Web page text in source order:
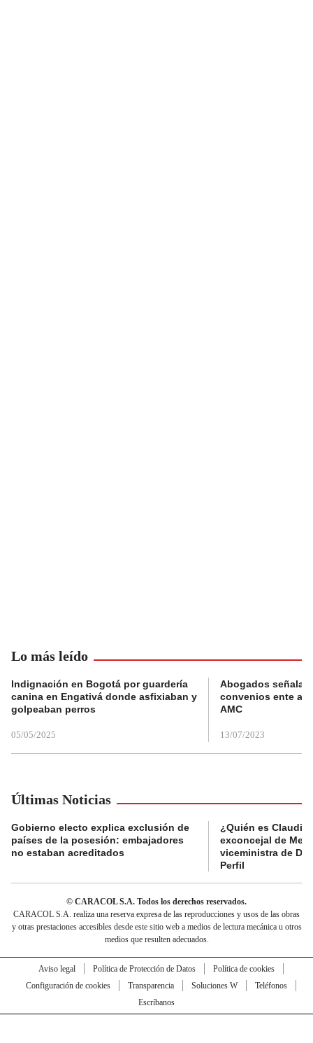
Lo más leído
Indignación en Bogotá por guardería
canina en Engativá donde asfixiaban y
golpeaban perros
05/05/2025
Abogados
convenios ente
AMC
13/07/2023
Últimas Noticias
Gobierno electo explica exclusión de
países de la posesión: embajadores
no estaban acreditados
¿Quién es Claudia
exconcejal de
viceministra de
Perfil
© CARACOL S.A. Todos los derechos reservados.
CARACOL S.A. realiza una reserva expresa de las reproducciones y usos de las obras
y otras prestaciones accesibles desde este sitio web a medios de lectura mecánica u otros
medios que resulten adecuados.
Aviso legal Política de Protección de Datos
Política de cookies
Configuración de cookies
Transparencia Soluciones W
Teléfonos
Escríbanos